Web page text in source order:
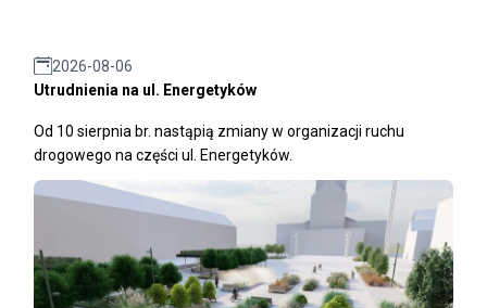
2026-08-06
Utrudnienia na ul. Energetyków
Od 10 sierpnia br. nastąpią zmiany w organizacji ruchu
drogowego na części ul. Energetyków.